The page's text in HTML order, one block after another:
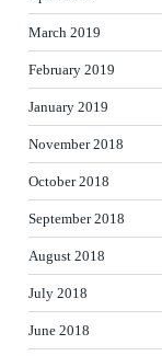
March 2019
February 2019
January 2019
November 2018
October 2018
September 2018
August 2018
July 2018
June 2018